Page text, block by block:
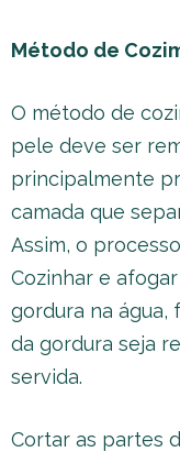
Método de
O método de
pele deve ser
principalmente
camada que
Assim, o
Cozinhar e
gordura na água,
da gordura seja
servida.
Cortar as partes